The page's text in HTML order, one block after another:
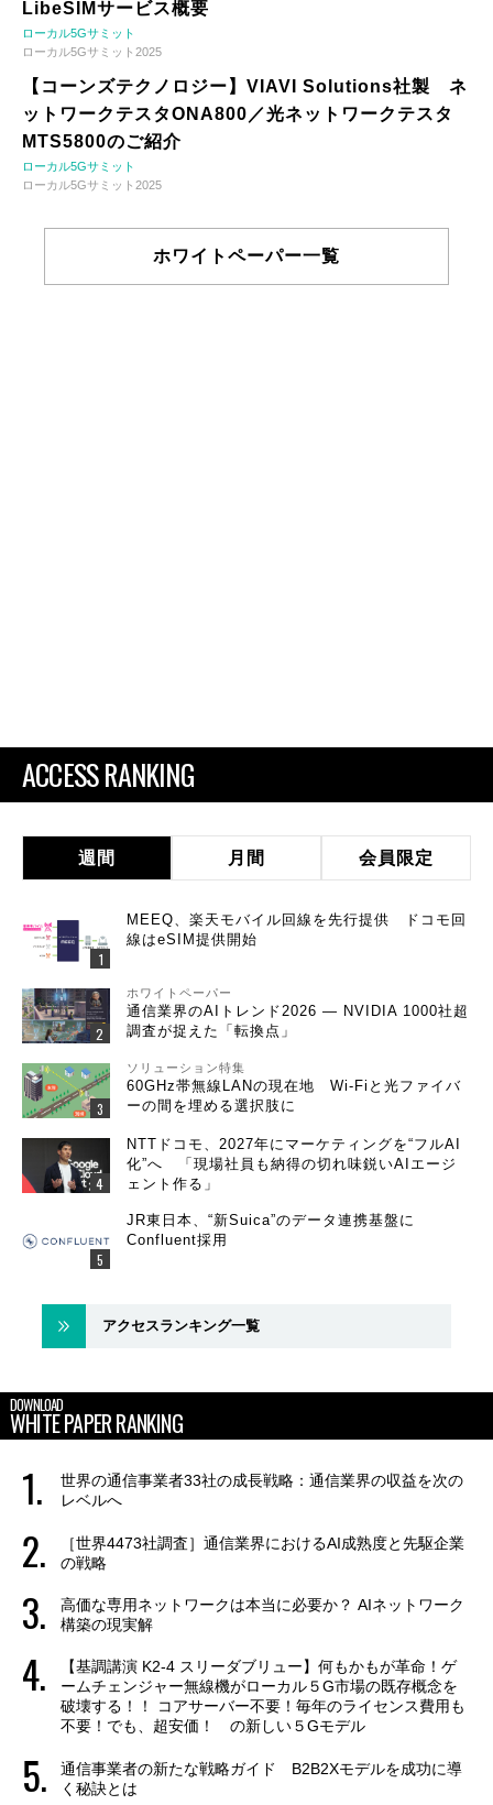
LibeSIMサービス概要
ローカル5Gサミット
ローカル5Gサミット2025
【コーンズテクノロジー】VIAVI Solutions社製 ネ
ットワークテスタONA800／光ネットワークテスタ
MTS5800のご紹介
ローカル5Gサミット
ローカル5Gサミット2025
ホワイトペーパー一覧
ACCESS RANKING
週間 月間 会員限定
MEEQ、楽天モバイル回線を先行提供 ドコモ回
線はeSIM提供開始
ホワイトペーパー
通信業界のAIトレンド2026 ― NVIDIA 1000社超
調査が捉えた「転換点」
ソリューション特集
60GHz帯無線LANの現在地 Wi-Fiと光ファイバ
ーの間を埋める選択肢に
NTTドコモ、2027年にマーケティングを“フルAI
化”へ 「現場社員も納得の切れ味鋭いAIエージ
ェント作る」
JR東日本、“新Suica”のデータ連携基盤に
Confluent採用
アクセスランキング一覧
DOWNLOAD
WHITE PAPER RANKING
世界の通信事業者33社の成長戦略：通信業界の収益を次の
レベルへ
［世界4473社調査］通信業界におけるAI成熟度と先駆企業
の戦略
高価な専用ネットワークは本当に必要か？ AIネットワーク
構築の現実解
【基調講演 K2-4 スリーダブリュー】何もかもが革命！ゲ
ームチェンジャー無線機がローカル５G市場の既存概念を
破壊する！！ コアサーバー不要！毎年のライセンス費用も
不要！でも、超安価！ の新しい５Gモデル
通信事業者の新たな戦略ガイド B2B2Xモデルを成功に導
く秘訣とは